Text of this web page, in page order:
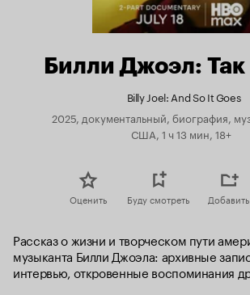
Билли Джоэл: Так
Billy Joel: And So It Goes
2025, документальный, биография,
США, 1 ч 13 мин, 18+
Оценить Буду смотреть Добавить
Рассказ о жизни и творческом пути
музыканта Билли Джоэла: архивные
интервью, откровенные воспоминания